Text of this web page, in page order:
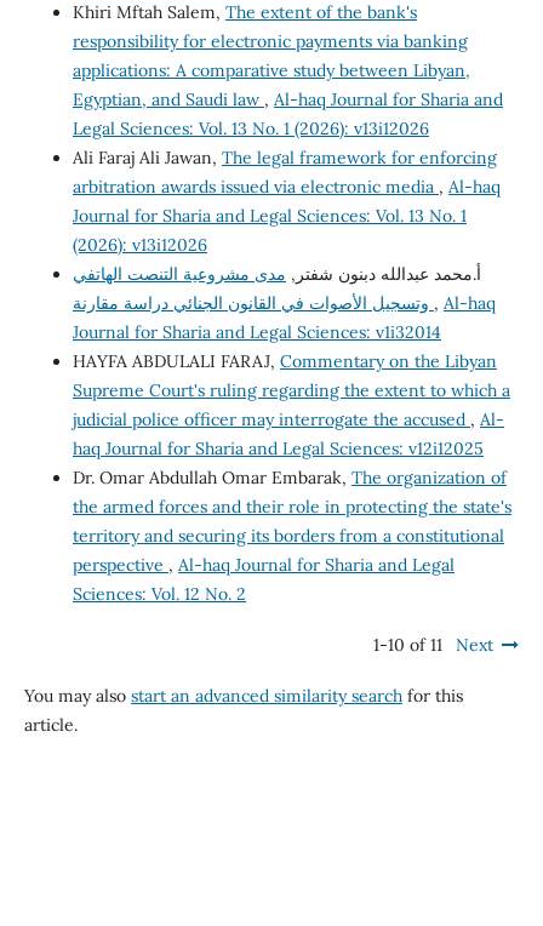
Khiri Mftah Salem, The extent of the bank's
responsibility for electronic payments via banking
applications: A comparative study between Libyan,
Egyptian, and Saudi law , Al-haq Journal for Sharia and
Legal Sciences: Vol. 13 No. 1 (2026): v13i12026
Ali Faraj Ali Jawan, The legal framework for enforcing
arbitration awards issued via electronic media , Al-haq
Journal for Sharia and Legal Sciences: Vol. 13 No. 1
(2026): v13i12026
أ.محمد عبدالله دبنون شفتر, مدى مشروعية التنصت الهاتفي
, Al-haq
Journal for Sharia and Legal Sciences: v1i32014
HAYFA ABDULALI FARAJ, Commentary on the Libyan
Supreme Court's ruling regarding the extent to which a
judicial police officer may interrogate the accused , Al-
haq Journal for Sharia and Legal Sciences: v12i12025
Dr. Omar Abdullah Omar Embarak, The organization of
the armed forces and their role in protecting the state's
territory and securing its borders from a constitutional
perspective , Al-haq Journal for Sharia and Legal
Sciences: Vol. 12 No. 2
1-10 of 11 Next
You may also start an advanced similarity searchfor this
article.